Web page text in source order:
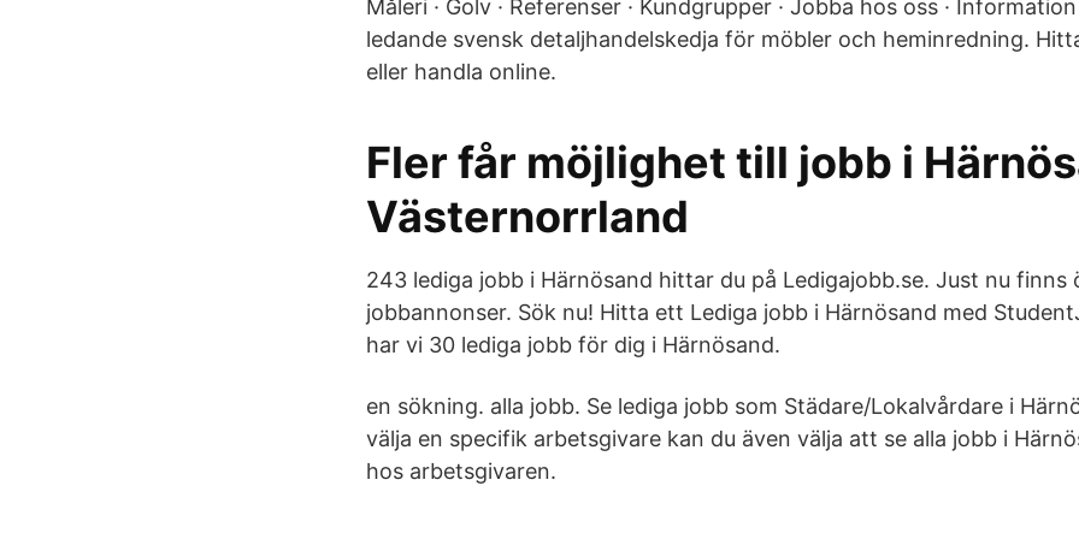
Måleri · Golv · Referenser · Kundgrupper · Jobba hos oss ·
ledande svensk detaljhandelskedja för möbler och heminredning.
eller handla online.
Fler får möjlighet till jobb i
Västernorrland
243 lediga jobb i Härnösand hittar du på Ledigajobb.se. Just nu finns
jobbannonser. Sök nu! Hitta ett Lediga jobb i Härnösand med
har vi 30 lediga jobb för dig i Härnösand.
en sökning. alla jobb. Se lediga jobb som Städare/Lokalvårdare i
välja en specifik arbetsgivare kan du även välja att se alla jobb i
hos arbetsgivaren.